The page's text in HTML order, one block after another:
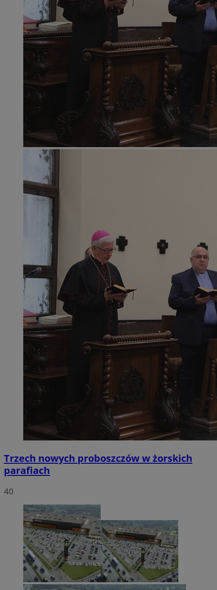
Trzech nowych proboszczów w żorskich
parafiach
40